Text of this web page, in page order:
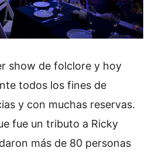
show de folclore y hoy
todos los fines de
y con muchas reservas.
fue un tributo a Ricky
más de 80 personas